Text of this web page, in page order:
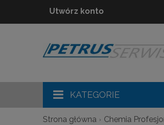
Utwórz konto
KATEGORIE
Strona główna Chemia